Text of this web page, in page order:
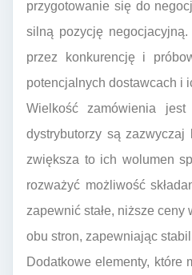
przygotowanie się do
silną pozycję
przez konkurencję i
potencjalnych dostawcach i
Wielkość zamówienia
dystrybutorzy są
zwiększa to ich wolumen
rozważyć możliwość
zapewnić stałe, niższe
obu stron, zapewniając
Dodatkowe elementy, które